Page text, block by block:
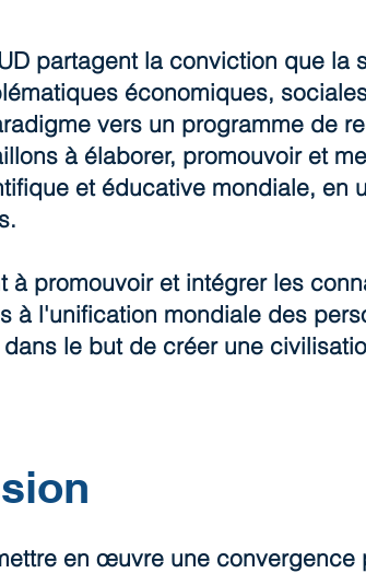
partagent la conviction que la
économiques,
vers un programme de
à élaborer, promouvoir et
et éducative mondiale, en
à promouvoir et intégrer les
à l'unification mondiale des
le but de créer une
en œuvre une